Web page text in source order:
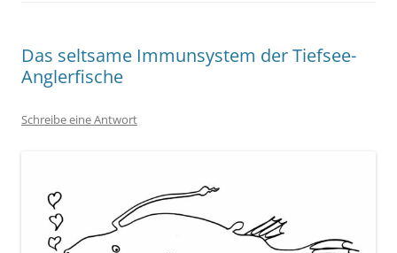
Das seltsame Immunsystem der Tiefsee-
Anglerfische
Schreibe eine Antwort